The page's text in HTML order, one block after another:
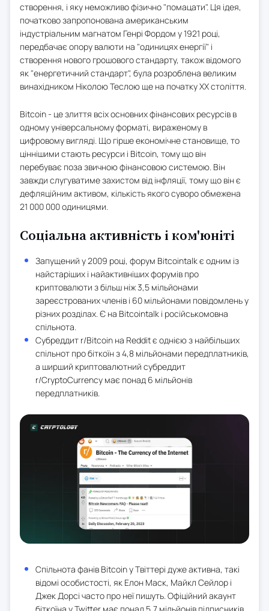
створення, і яку неможливо фізично "помацати". Ця ідея,
початково запропонована американським
індустріальним магнатом Генрі Фордом у 1921 році,
передбачає опору валюти на "одиницях енергії" і
створення нового грошового стандарту, також відомого
як "енергетичний стандарт", була розроблена великим
винахідником Ніколою Теслою ще на початку XX століття.
Bitcoin - це злиття всіх основних фінансових ресурсів в
одному універсальному форматі, вираженому в
цифровому вигляді. Що гірше економічне становище, то
ціннішими стають ресурси і Bitcoin, тому що він
перебуває поза звичною фінансовою системою. Він
завжди слугуватиме захистом від інфляції, тому що він є
дефляційним активом, кількість якого суворо обмежена
21 000 000 одиницями.
Соціальна активність і ком'юніті
Запущений у 2009 році, форум Bitcointalk є одним із
найстаріших і найактивніших форумів про
криптовалюти з більш ніж 3,5 мільйонами
зареєстрованих членів і 60 мільйонами повідомлень у
різних розділах. Є на Bitcointalk і російськомовна
спільнота.
Субреддит r/Bitcoin на Reddit є однією з найбільших
спільнот про біткоїн з 4,8 мільйонами передплатників,
а ширший криптовалютний субреддит
r/CryptoCurrency має понад 6 мільйонів
передплатників.
Спільнота фанів Bitcoin у Твіттері дуже активна, такі
відомі особистості, як Елон Маск, Майкл Сейлор і
Джек Дорсі часто про неї пишуть. Офіційний акаунт
біткоїна у Twitter має понад 5,7 мільйонів підписників.